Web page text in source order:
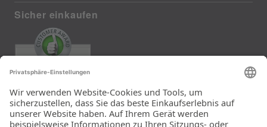
Sicher einkaufen
385 reviews from real customers
(last 12 months)
Total: 11283
Die Auswahl und die
Einfachheit der